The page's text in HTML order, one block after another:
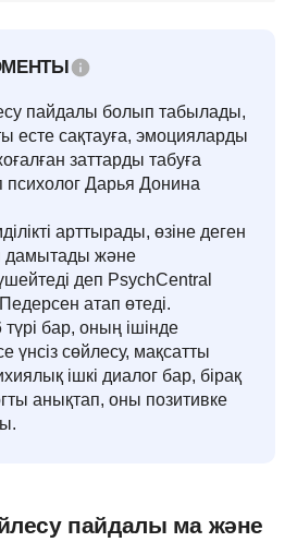
пайдалы болып табылады,
есте сақтауға, эмоцияларды
заттарды табуға
психолог Дарья Донина
арттырады, өзіне деген
және
деп PsychCentral
атап өтеді.
түрі бар, оның ішінде
үнсіз сөйлесу, мақсатты
ішкі диалог бар, бірақ
анықтап, оны позитивке
пайдалы ма және